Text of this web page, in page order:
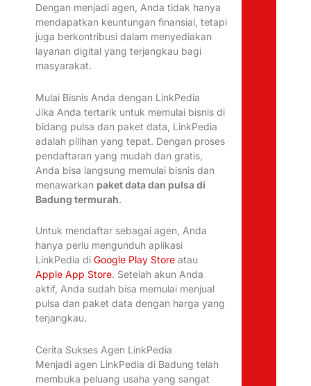
Dengan menjadi agen, Anda tidak hanya
mendapatkan keuntungan finansial, tetapi
juga berkontribusi dalam menyediakan
layanan digital yang terjangkau bagi
masyarakat.
Mulai Bisnis Anda dengan LinkPedia
Jika Anda tertarik untuk memulai bisnis di
bidang pulsa dan paket data, LinkPedia
adalah pilihan yang tepat. Dengan proses
pendaftaran yang mudah dan gratis,
Anda bisa langsung memulai bisnis dan
menawarkan paket data dan pulsa di
Badung termurah.
Untuk mendaftar sebagai agen, Anda
hanya perlu mengunduh aplikasi
LinkPedia diGoogle Play Store atau
Apple App Store. Setelah akun Anda
aktif, Anda sudah bisa memulai menjual
pulsa dan paket data dengan harga yang
terjangkau.
Cerita Sukses Agen LinkPedia
Menjadi agen LinkPedia di Badung telah
membuka peluang usaha yang sangat